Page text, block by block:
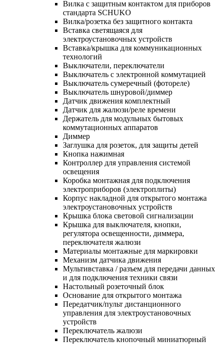
Вилка с защитным контактом для приборов
стандарта SCHUKO
Вилка/розетка без защитного контакта
Вставка светящаяся для
электроустановочных устройств
Вставка/крышка для коммуникационных
технологий
Выключатели, переключатели
Выключатель с электронной коммутацией
Выключатель сумеречный (фотореле)
Выключатель шнуровой/диммер
Датчик движения комплектный
Датчик для жалюзи/реле времени
Держатель для модульных бытовых
коммутационных аппаратов
Диммер
Заглушка для розеток, для защиты детей
Кнопка нажимная
Контроллер для управления системой
освещения
Коробка монтажная для подключения
электроприборов (электроплиты)
Корпус накладной для открытого монтажа
электроустановочных устройств
Крышка блока световой сигнализации
Крышка для выключателя, кнопки,
регулятора освещенности, диммера,
переключателя жалюзи
Материалы монтажные для маркировки
Механизм датчика движения
Мультивставка / разъем для передачи данных
и для подключения техники связи
Настольный розеточный блок
Основание для открытого монтажа
Передатчик/пульт дистанционного
управления для электроустановочных
устройств
Переключатель жалюзи
Переключатель кнопочный миниатюрный